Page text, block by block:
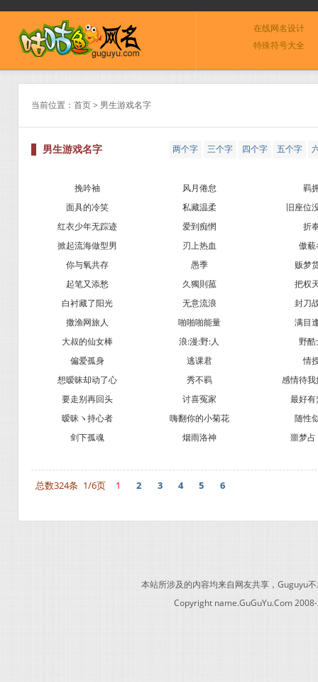
在线网名设计
特殊符号大全
当前位置： 首页> 男生游戏名字
两个字 三个字 四个字 五个字
男生游戏名字
挽吟袖 风月倦怠
羁
面具的冷笑
私藏温柔
旧座位
红衣少年无踪迹
爱到痴惘
折
掀起流海做型男
刃上热血
傲藐
你与氧共存
愚季
贩梦
起笔又添愁
久獨則菰
把权
白衬藏了阳光
无意流浪
封刀
撒渔网旅人
啪啪啪能量
满目
大叔的仙女棒
浪:漫:野:人
野酷
偏爱孤身
逃课君
情
想暧昧却动了心
秀不羁
感情待
要走别再回头
讨喜冤家
最好有
暧昧ヽ持心者
嗨翻你的小菊花
随性
剑下孤魂
烟雨洛神 噩梦占
总数324条 1/6页 1 2 3 4 5 6
本站所涉及的内容均来自网友共享，Guguyu
Copyright name.GuGuYu.Com